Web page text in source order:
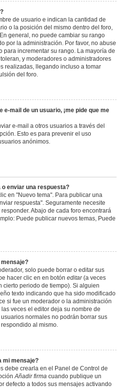
de usuario e indican la cantidad de
o la posición del mismo dentro del foro,
general, no puede cambiar su rango
por la administración. Por favor, no abuse
incrementar su rango. La mayoría de
y moderadores o administradores
realizadas, llegando incluso a tomar
del foro.
mail de un usuario, ¡me pide que me
e-mail a otros usuarios a través del
Esto es para prevenir el uso
anónimos.
enviar una respuesta?
en "Nuevo tema". Para publicar una
respuesta". Seguramente necesite
Abajo de cada foro encontrará
Puede publicar nuevos temas, Puede
solo puede borrar o editar sus
hacer clic en en botón editar(a veces
cierto periodo de tiempo). Si alguien
texto indicando que ha sido modificado
si fue un moderador o la administración
veces el editor deja su nombre de
normales no podrán borrar sus
al mismo.
mi mensaje?
debe crearla en el Panel de Control de
Añadir firma cuando publique un
defecto a todos sus mensajes activando